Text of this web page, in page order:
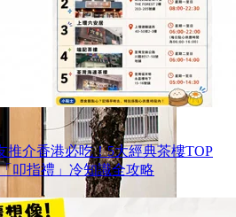
推介香港必吃！5大經典茶樓TOP
叩指禮」冷知識全攻略